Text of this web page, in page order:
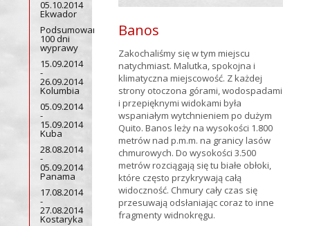
05.10.2014
Ekwador
Podsumowanie
100 dni
wyprawy
15.09.2014
-
26.09.2014
Kolumbia
05.09.2014
-
15.09.2014
Kuba
28.08.2014
-
05.09.2014
Panama
17.08.2014
-
27.08.2014
Kostaryka
Banos
Zakochaliśmy się w tym miejscu
natychmiast. Malutka, spokojna i
klimatyczna miejscowość. Z każdej
strony otoczona górami, wodospadami
i przepięknymi widokami była
wspaniałym wytchnieniem po dużym
Quito. Banos leży na wysokości 1.800
metrów nad p.m.m. na granicy lasów
chmurowych. Do wysokości 3.500
metrów rozciągają się tu białe obłoki,
które często przykrywają całą
widoczność. Chmury cały czas się
przesuwają odsłaniając coraz to inne
fragmenty widnokręgu.